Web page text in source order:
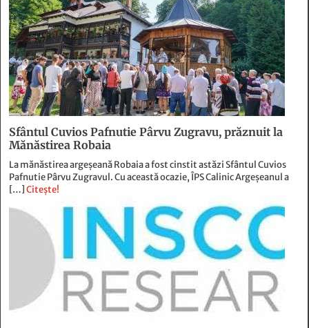
Sfântul Cuvios Pafnutie Pârvu Zugravu, prăznuit la
Mănăstirea Robaia
La mănăstirea argeșeană Robaia a fost cinstit astăzi Sfântul Cuvios
Pafnutie Pârvu Zugravul. Cu această ocazie, ÎPS Calinic Argeșeanul a
[…]Citește!
BAROMETRUL Informat.ro – INSCOP Research:
Constantin Brâncuși